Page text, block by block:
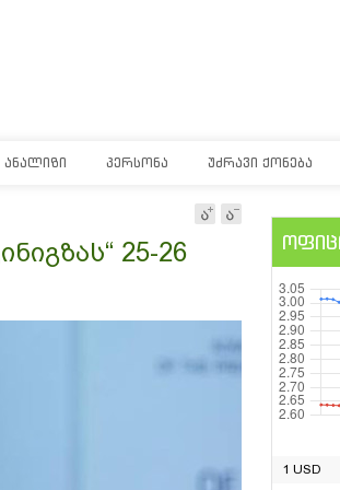
ᲐᲜᲐᲚᲘᲖᲘ ᲞᲔᲠᲡᲝᲜᲐ ᲣᲫᲠᲐᲕᲘ ᲥᲝᲜᲔᲑᲐ
25-26
1 USD